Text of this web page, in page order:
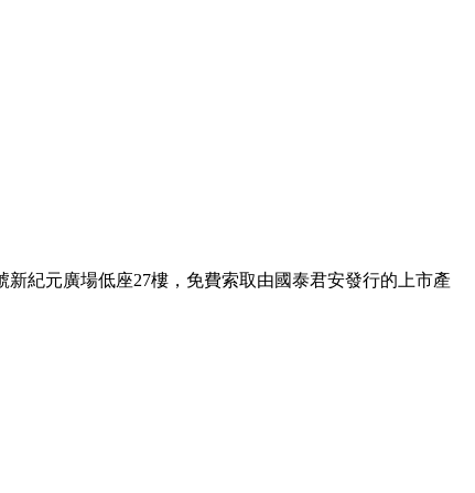
紀元廣場低座27樓，免費索取由國泰君安發行的上市產